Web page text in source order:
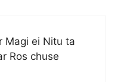
Magi ei Nitu ta
Ros chuse